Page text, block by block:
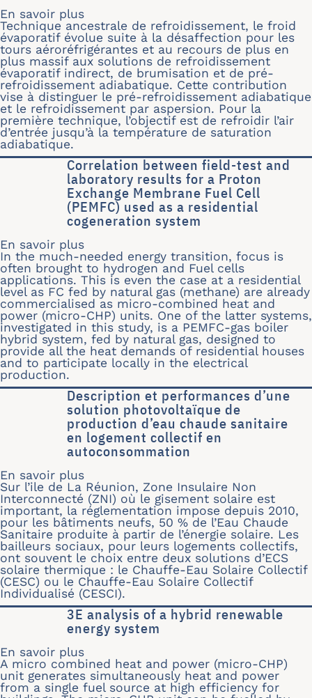
En savoir plus
Technique ancestrale de refroidissement, le froid
évaporatif évolue suite à la désaffection pour les
tours aéroréfrigérantes et au recours de plus en
plus massif aux solutions de refroidissement
évaporatif indirect, de brumisation et de pré-
refroidissement adiabatique. Cette contribution
vise à distinguer le pré-refroidissement adiabatique
et le refroidissement par aspersion. Pour la
première technique, l’objectif est de refroidir l’air
d’entrée jusqu’à la température de saturation
adiabatique.
Correlation between field-test and
laboratory results for a Proton
Exchange Membrane Fuel Cell
(PEMFC) used as a residential
cogeneration system
En savoir plus
In the much-needed energy transition, focus is
often brought to hydrogen and Fuel cells
applications. This is even the case at a residential
level as FC fed by natural gas (methane) are already
commercialised as micro-combined heat and
power (micro-CHP) units. One of the latter systems,
investigated in this study, is a PEMFC-gas boiler
hybrid system, fed by natural gas, designed to
provide all the heat demands of residential houses
and to participate locally in the electrical
production.
Description et performances d’une
solution photovoltaïque de
production d’eau chaude sanitaire
en logement collectif en
autoconsommation
En savoir plus
Sur l’ile de La Réunion, Zone Insulaire Non
Interconnecté (ZNI) où le gisement solaire est
important, la réglementation impose depuis 2010,
pour les bâtiments neufs, 50 % de l’Eau Chaude
Sanitaire produite à partir de l’énergie solaire. Les
bailleurs sociaux, pour leurs logements collectifs,
ont souvent le choix entre deux solutions d’ECS
solaire thermique : le Chauffe-Eau Solaire Collectif
(CESC) ou le Chauffe-Eau Solaire Collectif
Individualisé (CESCI).
3E analysis of a hybrid renewable
energy system
En savoir plus
A micro combined heat and power (micro-CHP)
unit generates simultaneously heat and power
from a single fuel source at high efficiency for